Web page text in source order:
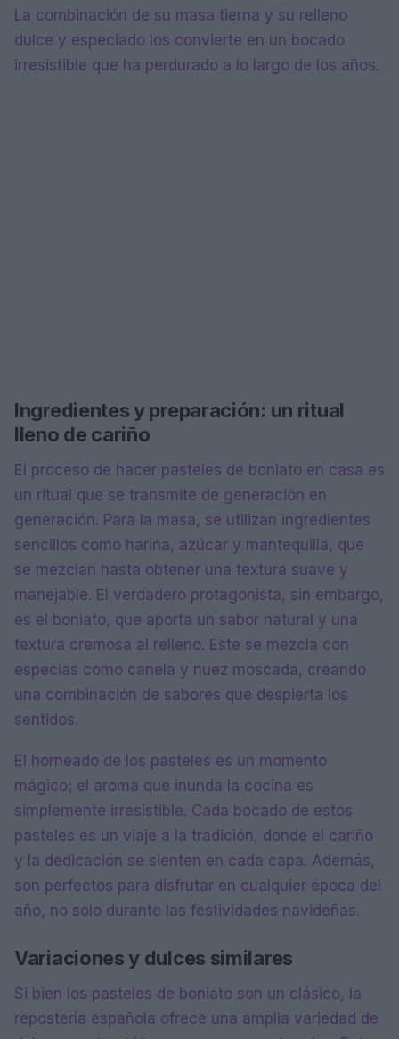
La combinación de su masa tierna y su relleno
dulce y especiado los convierte en un bocado
irresistible que ha perdurado a lo largo de los años.
Ingredientes y preparación: un ritual
lleno de cariño
El proceso de hacer pasteles de boniato en casa es
un ritual que se transmite de generación en
generación. Para la masa, se utilizan ingredientes
sencillos como harina, azúcar y mantequilla, que
se mezclan hasta obtener una textura suave y
manejable. El verdadero protagonista, sin embargo,
es el boniato, que aporta un sabor natural y una
textura cremosa al relleno. Este se mezcla con
especias como canela y nuez moscada, creando
una combinación de sabores que despierta los
sentidos.
El horneado de los pasteles es un momento
mágico; el aroma que inunda la cocina es
simplemente irresistible. Cada bocado de estos
pasteles es un viaje a la tradición, donde el cariño
y la dedicación se sienten en cada capa. Además,
son perfectos para disfrutar en cualquier época del
año, no solo durante las festividades navideñas.
Variaciones y dulces similares
Si bien los pasteles de boniato son un clásico, la
repostería española ofrece una amplia variedad de